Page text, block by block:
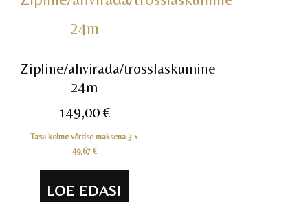
Zipline/ahvirada/trosslaskumine
24m
149,00 €
Tasu kolme võrdse maksena 3 x
49,67 €
LOE EDASI